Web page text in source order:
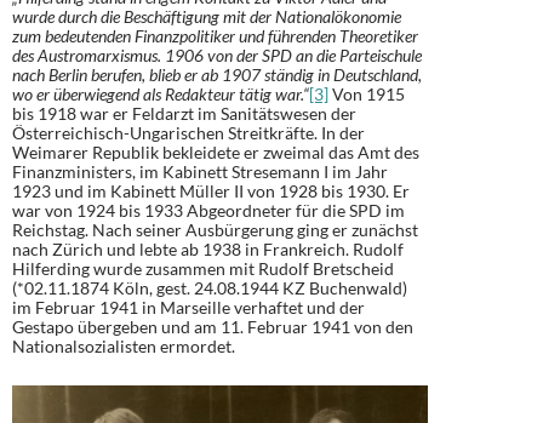
wurde durch die Beschäftigung mit der Nationalökonomie
zum bedeutenden Finanzpolitiker und führenden Theoretiker
des Austromarxismus. 1906 von der SPD an die Parteischule
nach Berlin berufen, blieb er ab 1907 ständig in Deutschland,
wo er überwiegend als Redakteur tätig war.“[3]Von 1915
bis 1918 war er Feldarzt im Sanitätswesen der
Österreichisch-Ungarischen Streitkräfte. In der
Weimarer Republik bekleidete er zweimal das Amt des
Finanzministers, im Kabinett Stresemann I im Jahr
1923 und im Kabinett Müller II von 1928 bis 1930. Er
war von 1924 bis 1933 Abgeordneter für die SPD im
Reichstag. Nach seiner Ausbürgerung ging er zunächst
nach Zürich und lebte ab 1938 in Frankreich. Rudolf
Hilferding wurde zusammen mit Rudolf Bretscheid
(*02.11.1874 Köln, gest. 24.08.1944 KZ Buchenwald)
im Februar 1941 in Marseille verhaftet und der
Gestapo übergeben und am 11. Februar 1941 von den
Nationalsozialisten ermordet.